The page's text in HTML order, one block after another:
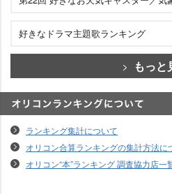
好きなドラマ主題歌ランキング
もっと
ランキング集計について
オリコン合算ランキングの集計方法に
オリコン“本”ランキング 調査協力店一